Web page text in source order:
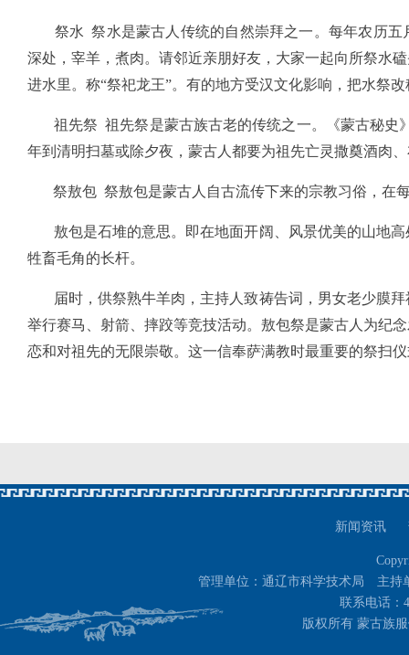
祭水 祭水是蒙古人传统的自然崇拜之一。每年农历五
深处，宰羊，煮肉。请邻近亲朋好友，大家一起向所祭水
进水里。称“祭祀龙王”。有的地方受汉文化影响，把水祭改
祖先祭 祖先祭是蒙古族古老的传统之一。《蒙古秘史
年到清明扫墓或除夕夜，蒙古人都要为祖先亡灵撒奠酒肉
祭敖包 祭敖包是蒙古人自古流传下来的宗教习俗，在
敖包是石堆的意思。即在地面开阔、风景优美的山地高
牲畜毛角的长杆。
届时，供祭熟牛羊肉，主持人致祷告词，男女老少膜拜
举行赛马、射箭、摔跤等竞技活动。敖包祭是蒙古人为纪
恋和对祖先的无限崇敬。这一信奉萨满教时最重要的祭扫
新闻资讯
管理单位：通辽市科学技术局 主持
联系电话：
版权所有 蒙古族